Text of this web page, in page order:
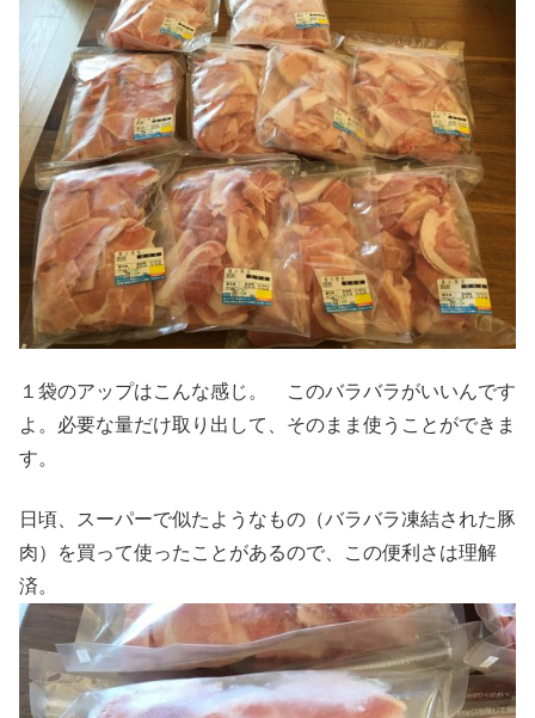
１袋のアップはこんな感じ。 このバラバラがいいんです
よ。必要な量だけ取り出して、そのまま使うことができま
す。
日頃、スーパーで似たようなもの（バラバラ凍結された豚
肉）を買って使ったことがあるので、この便利さは理解
済。